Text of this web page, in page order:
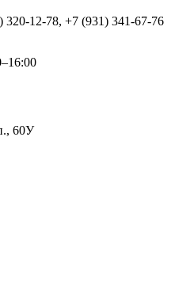
320-12-78, +7 (931) 341-67-76
60У